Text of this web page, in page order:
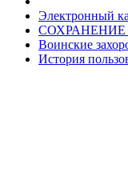
Электронный
Воинские
История